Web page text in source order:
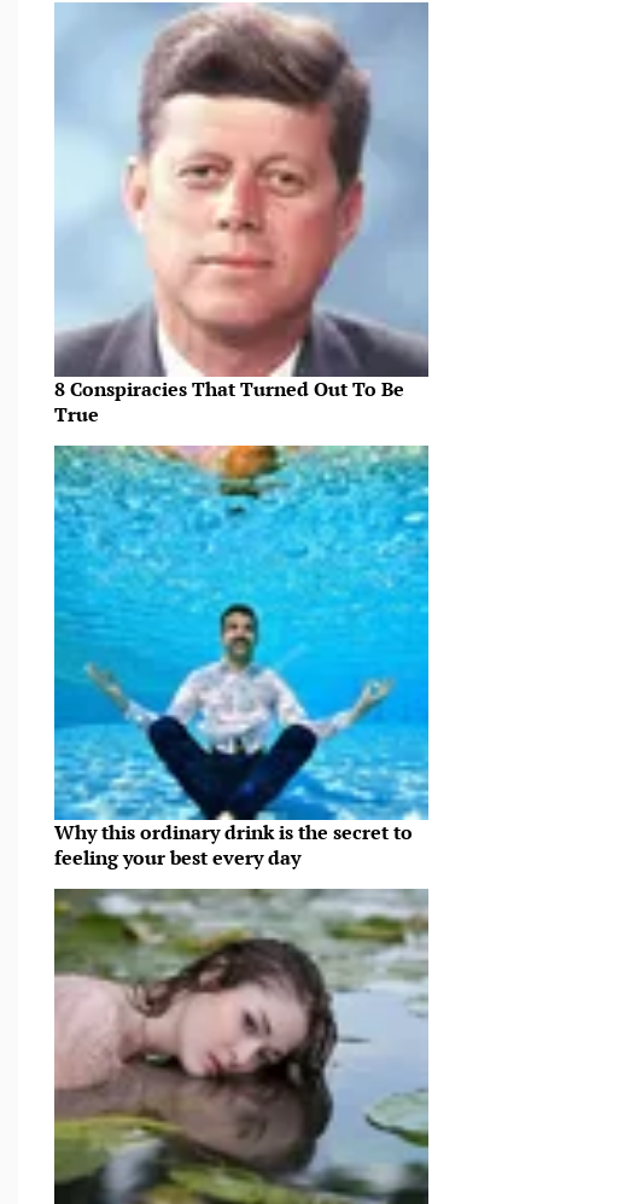
8 Conspiracies That Turned Out To Be
True
Why this ordinary drink is the secret to
feeling your best every day